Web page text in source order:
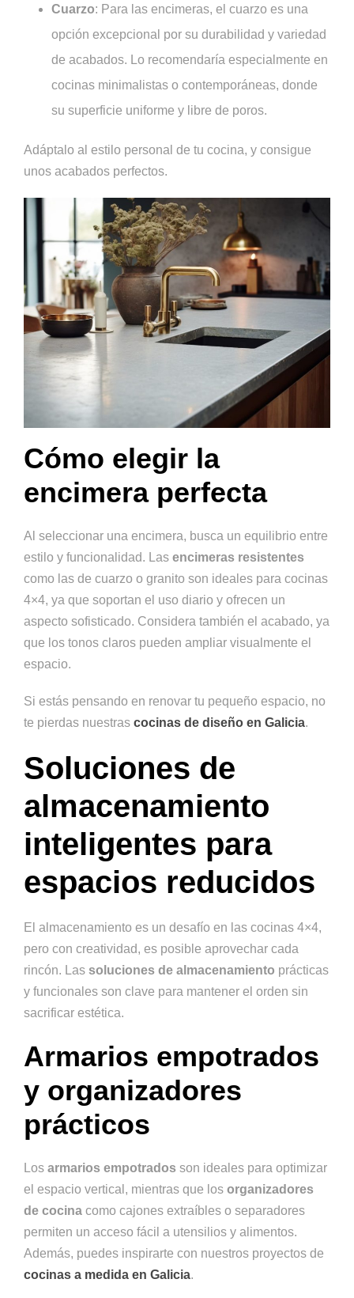
Cuarzo: Para las encimeras, el cuarzo es una
opción excepcional por su durabilidad y variedad
de acabados. Lo recomendaría especialmente en
cocinas minimalistas o contemporáneas, donde
su superficie uniforme y libre de poros.
Adáptalo al estilo personal de tu cocina, y consigue
unos acabados perfectos.
Cómo elegir la
encimera perfecta
Al seleccionar una encimera, busca un equilibrio entre
estilo y funcionalidad. Las encimeras resistentes
como las de cuarzo o granito son ideales para cocinas
4×4, ya que soportan el uso diario y ofrecen un
aspecto sofisticado. Considera también el acabado, ya
que los tonos claros pueden ampliar visualmente el
espacio.
Si estás pensando en renovar tu pequeño espacio, no
te pierdas nuestras cocinas de diseño en Galicia.
Soluciones de
almacenamiento
inteligentes para
espacios reducidos
El almacenamiento es un desafío en las cocinas 4×4,
pero con creatividad, es posible aprovechar cada
rincón. Las soluciones de almacenamiento prácticas
y funcionales son clave para mantener el orden sin
sacrificar estética.
Armarios empotrados
y organizadores
prácticos
Los armarios empotrados son ideales para optimizar
el espacio vertical, mientras que los organizadores
de cocina como cajones extraíbles o separadores
permiten un acceso fácil a utensilios y alimentos.
Además, puedes inspirarte con nuestros proyectos de
cocinas a medida en Galicia.